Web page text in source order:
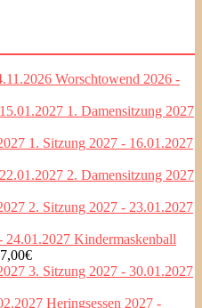
Worschtowend 2026 -
1. Damensitzung 2027
1. Sitzung 2027 - 16.01.2027
2. Damensitzung 2027
2. Sitzung 2027 - 23.01.2027
Kindermaskenball
7,00€
3. Sitzung 2027 - 30.01.2027
Heringsessen 2027 -